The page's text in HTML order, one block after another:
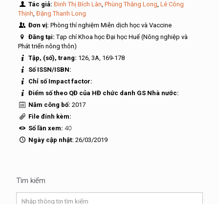
Tác giả: Đinh Thị Bích Lân, Phùng Thăng Long, Lê Công
Thịnh, Đặng Thanh Long
Đơn vị: Phòng thí nghiệm Miễn dịch học và Vaccine
Đăng tại:Tạp chí Khoa học Đại học Huế (Nông nghiệp và
Phát triển nông thôn)
Tập, (số), trang: 126, 3A, 169-178
Số ISSN/ISBN:
Chỉ số Impact factor:
Điểm số theo QĐ của HĐ chức danh GS Nhà nước:
Năm công bố: 2017
File đính kèm:
Số lần xem: 40
Ngày cập nhật: 26/03/2019
Tìm kiếm